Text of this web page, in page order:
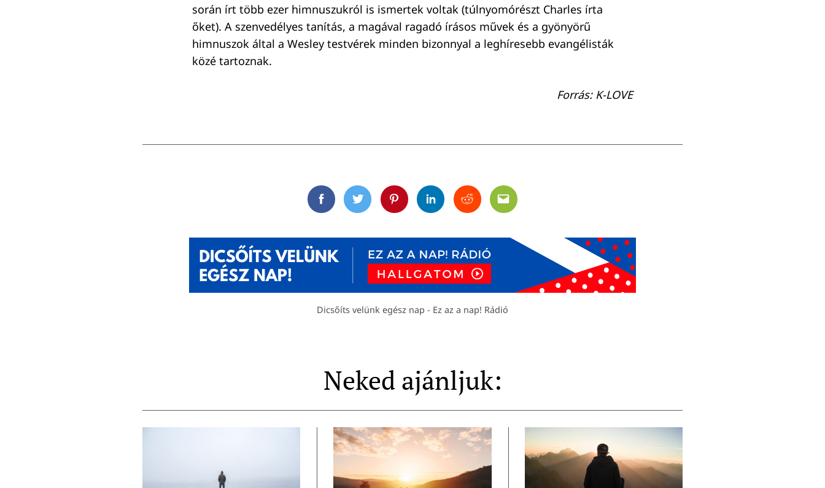
során írt több ezer himnuszukról is ismertek voltak (túlnyomórészt Charles írta
őket). A szenvedélyes tanítás, a magával ragadó írásos művek és a gyönyörű
himnuszok által a Wesley testvérek minden bizonnyal a leghíresebb evangélisták
közé tartoznak.
Forrás: K-LOVE
FacebookTwitterPinterestLinkedinRedditEmail
Dicsőíts velünk egész nap - Ez az a nap! Rádió
Neked ajánljuk: